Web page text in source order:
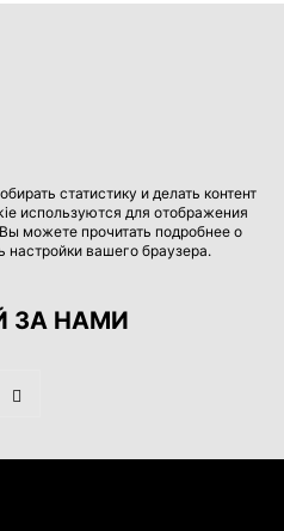
статистику и делать контент
используются для отображения
можете прочитать подробнее о
настройки вашего браузера.
ЗА НАМИ